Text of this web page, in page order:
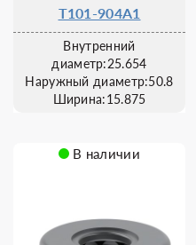
T101-904A1
Внутренний
диаметр:25.654
Наружный диаметр:50.8
Ширина:15.875
В наличии